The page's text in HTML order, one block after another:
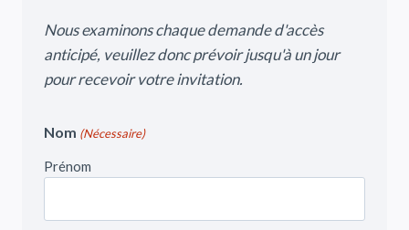
Nous examinons chaque demande d'accès
anticipé, veuillez donc prévoir jusqu'à un jour
pour recevoir votre invitation.
Nom (Nécessaire)
Prénom